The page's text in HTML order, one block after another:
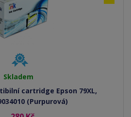
Skladem
cartridge Epson 79XL,
(Purpurová)